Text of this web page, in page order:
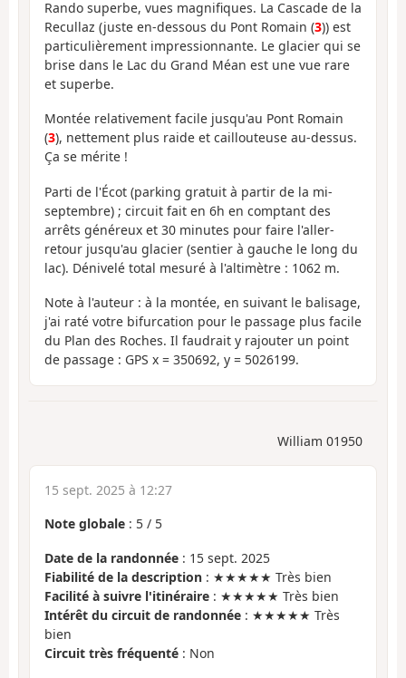
Rando superbe, vues magnifiques. La Cascade de la
Recullaz (juste en-dessous du Pont Romain (3)) est
particulièrement impressionnante. Le glacier qui se
brise dans le Lac du Grand Méan est une vue rare
et superbe.
Montée relativement facile jusqu'au Pont Romain
(3), nettement plus raide et caillouteuse au-dessus.
Ça se mérite !
Parti de l'Écot (parking gratuit à partir de la mi-
septembre) ; circuit fait en 6h en comptant des
arrêts généreux et 30 minutes pour faire l'aller-
retour jusqu'au glacier (sentier à gauche le long du
lac). Dénivelé total mesuré à l'altimètre : 1062 m.
Note à l'auteur : à la montée, en suivant le balisage,
j'ai raté votre bifurcation pour le passage plus facile
du Plan des Roches. Il faudrait y rajouter un point
de passage : GPS x = 350692, y = 5026199.
William 01950
15 sept. 2025 à 12:27
Note globale : 5 / 5
Date de la randonnée : 15 sept. 2025
Fiabilité de la description : ★★★★★ Très bien
Facilité à suivre l'itinéraire : ★★★★★ Très bien
Intérêt du circuit de randonnée : ★★★★★ Très
bien
Circuit très fréquenté : Non